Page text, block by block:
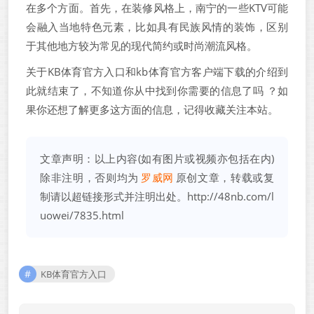
在多个方面。首先，在装修风格上，南宁的一些KTV可能
会融入当地特色元素，比如具有民族风情的装饰，区别
于其他地方较为常见的现代简约或时尚潮流风格。
关于KB体育官方入口和kb体育官方客户端下载的介绍到
此就结束了，不知道你从中找到你需要的信息了吗 ？如
果你还想了解更多这方面的信息，记得收藏关注本站。
文章声明：以上内容(如有图片或视频亦包括在内)
除非注明，否则均为 罗威网 原创文章，转载或复
制请以超链接形式并注明出处。 http://48nb.com/l
uowei/7835.html
KB体育官方入口